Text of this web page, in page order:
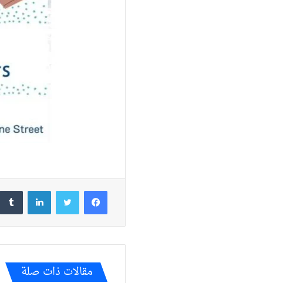
فيسبوك تويتر لينكدإن
مقالات ذات صلة